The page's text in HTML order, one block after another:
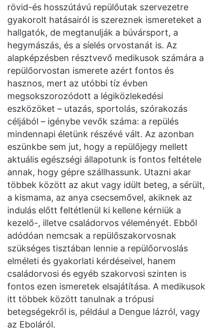
rövid-és hosszútávú repülőutak szervezetre
gyakorolt hatásairól is szereznek ismereteket a
hallgatók, de megtanulják a búvársport, a
hegymászás, és a síelés orvostanát is. Az
alapképzésben résztvevő medikusok számára a
repülőorvostan ismerete azért fontos és
hasznos, mert az utóbbi tíz évben
megsokszorozódott a légiközlekedési
eszközöket – utazás, sportolás, szórakozás
céljából – igénybe vevők száma: a repülés
mindennapi életünk részévé vált. Az azonban
eszünkbe sem jut, hogy a repülőjegy mellett
aktuális egészségi állapotunk is fontos feltétele
annak, hogy gépre szállhassunk. Utazni akar
többek között az akut vagy idült beteg, a sérült,
a kismama, az anya csecsemővel, akiknek az
indulás előtt feltétlenül ki kellene kérniük a
kezelő-, illetve családorvos véleményét. Ebből
adódóan nemcsak a repülőszakorvosnak
szükséges tisztában lennie a repülőorvoslás
elméleti és gyakorlati kérdéseivel, hanem
családorvosi és egyéb szakorvosi szinten is
fontos ezen ismeretek elsajátítása. A medikusok
itt többek között tanulnak a trópusi
betegségekről is, például a Dengue lázról, vagy
az Eboláról.